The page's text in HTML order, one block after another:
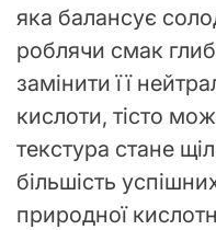
яка балансує
роблячи смак
замінити її
кислоти, тісто
текстура стане
більшість
природної